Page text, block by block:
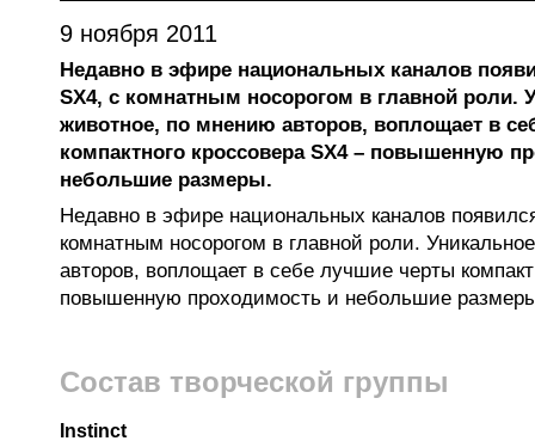
9 ноября 2011
Недавно в эфире национальных каналов
SX4, с комнатным носорогом в главной роли.
животное, по мнению авторов, воплощает в
компактного кроссовера SX4 – повышенную
небольшие размеры.
Недавно в эфире национальных каналов
комнатным носорогом в главной роли.
авторов, воплощает в себе лучшие черты
повышенную проходимость и небольшие
Состав творческой группы
Instinct